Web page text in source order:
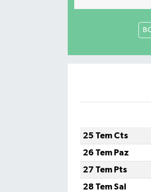
25 Tem Cts
26 Tem Paz
27 Tem Pts
28 Tem Sal